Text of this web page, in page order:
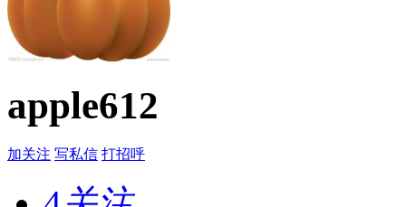
apple612
加关注 写私信 打招呼